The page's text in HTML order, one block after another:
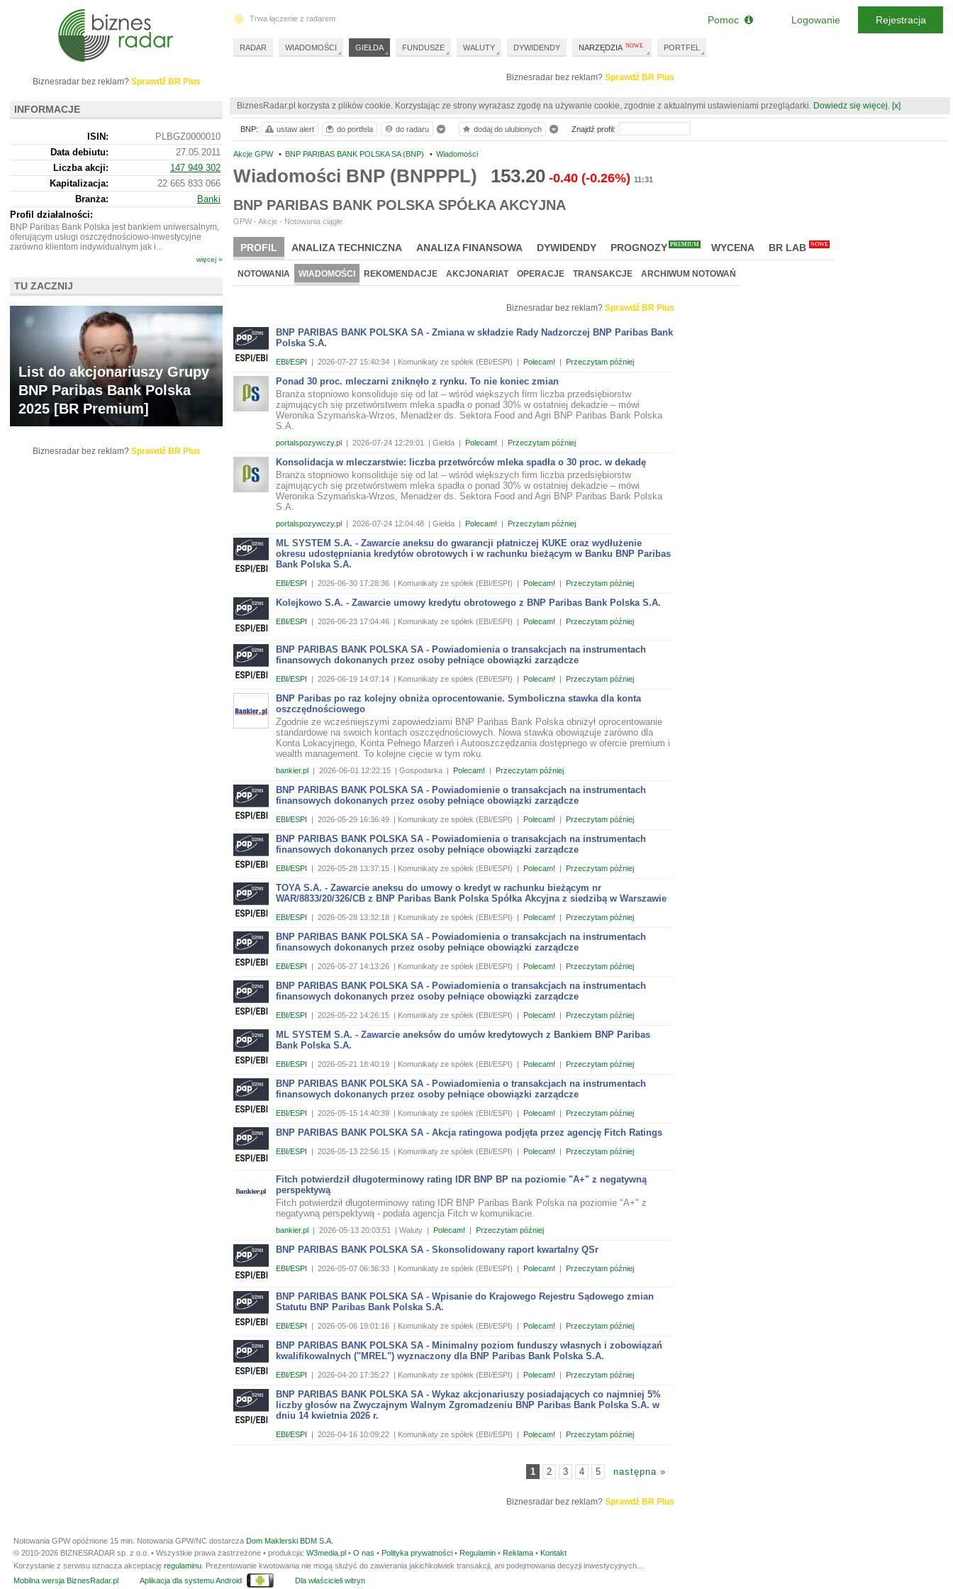
Biznesradar bez reklam? Sprawdź BR Plus
BiznesRadar.pl korzysta z plików cookie. Korzystając ze strony wyrażasz zgodę na używanie cookie, zgodnie z aktualnymi ustawieniami przeglądarki. Dowiedz się więcej. [x]
Akcje GPW • BNP PARIBAS BANK POLSKA SA (BNP) • Wiadomości
Wiadomości BNP (BNPPPL) 153.20 -0.40 (-0.26%) 11:31
BNP PARIBAS BANK POLSKA SPÓŁKA AKCYJNA
GPW - Akcje - Notowania ciągłe
PROFIL ANALIZA TECHNICZNA ANALIZA FINANSOWA DYWIDENDY PROGNOZY PREMIUM WYCENA BR LAB NOWE
NOTOWANIA WIADOMOŚCI REKOMENDACJE AKCJONARIAT OPERACJE TRANSAKCJE ARCHIWUM NOTOWAŃ
Biznesradar bez reklam? Sprawdź BR Plus
BNP PARIBAS BANK POLSKA SA - Zmiana w składzie Rady Nadzorczej BNP Paribas Bank
Polska S.A.
EBI/ESPI | 2026-07-27 15:40:34 | Komunikaty ze spółek (EBI/ESPI) | Polecam! | Przeczytam później
Ponad 30 proc. mleczarni zniknęło z rynku. To nie koniec zmian
Branża stopniowo konsoliduje się od lat – wśród większych firm liczba przedsiębiorstw
zajmujących się przetwórstwem mleka spadła o ponad 30% w ostatniej dekadzie – mówi
Weronika Szymańska-Wrzos, Menadżer ds. Sektora Food and Agri BNP Paribas Bank Polska
S.A.
portalspozywczy.pl | 2026-07-24 12:29:01 | Giełda | Polecam! | Przeczytam później
Konsolidacja w mleczarstwie: liczba przetwórców mleka spadła o 30 proc. w dekadę
Branża stopniowo konsoliduje się od lat – wśród większych firm liczba przedsiębiorstw
zajmujących się przetwórstwem mleka spadła o ponad 30% w ostatniej dekadzie – mówi
Weronika Szymańska-Wrzos, Menadżer ds. Sektora Food and Agri BNP Paribas Bank Polska
S.A.
portalspozywczy.pl | 2026-07-24 12:04:48 | Giełda | Polecam! | Przeczytam później
ML SYSTEM S.A. - Zawarcie aneksu do gwarancji płatniczej KUKE oraz wydłużenie
okresu udostępniania kredytów obrotowych i w rachunku bieżącym w Banku BNP Paribas
Bank Polska S.A.
EBI/ESPI | 2026-06-30 17:28:36 | Komunikaty ze spółek (EBI/ESPI) | Polecam! | Przeczytam później
Kolejkowo S.A. - Zawarcie umowy kredytu obrotowego z BNP Paribas Bank Polska S.A.
EBI/ESPI | 2026-06-23 17:04:46 | Komunikaty ze spółek (EBI/ESPI) | Polecam! | Przeczytam później
BNP PARIBAS BANK POLSKA SA - Powiadomienia o transakcjach na instrumentach
finansowych dokonanych przez osoby pełniące obowiązki zarządcze
EBI/ESPI | 2026-06-19 14:07:14 | Komunikaty ze spółek (EBI/ESPI) | Polecam! | Przeczytam później
BNP Paribas po raz kolejny obniża oprocentowanie. Symboliczna stawka dla konta
oszczędnościowego
Zgodnie ze wcześniejszymi zapowiedziami BNP Paribas Bank Polska obniżył oprocentowanie
standardowe na swoich kontach oszczędnościowych. Nowa stawka obowiązuje zarówno dla
Konta Lokacyjnego, Konta Pełnego Marzeń i Autooszczędzania dostępnego w ofercie premium i
wealth management. To kolejne cięcie w tym roku.
bankier.pl | 2026-06-01 12:22:15 | Gospodarka | Polecam! | Przeczytam później
BNP PARIBAS BANK POLSKA SA - Powiadomienie o transakcjach na instrumentach
finansowych dokonanych przez osoby pełniące obowiązki zarządcze
EBI/ESPI | 2026-05-29 16:36:49 | Komunikaty ze spółek (EBI/ESPI) | Polecam! | Przeczytam później
BNP PARIBAS BANK POLSKA SA - Powiadomienia o transakcjach na instrumentach
finansowych dokonanych przez osoby pełniące obowiązki zarządcze
EBI/ESPI | 2026-05-28 13:37:15 | Komunikaty ze spółek (EBI/ESPI) | Polecam! | Przeczytam później
TOYA S.A. - Zawarcie aneksu do umowy o kredyt w rachunku bieżącym nr
WAR/8833/20/326/CB z BNP Paribas Bank Polska Spółka Akcyjna z siedzibą w Warszawie
EBI/ESPI | 2026-05-28 13:32:18 | Komunikaty ze spółek (EBI/ESPI) | Polecam! | Przeczytam później
BNP PARIBAS BANK POLSKA SA - Powiadomienia o transakcjach na instrumentach
finansowych dokonanych przez osoby pełniące obowiązki zarządcze
EBI/ESPI | 2026-05-27 14:13:26 | Komunikaty ze spółek (EBI/ESPI) | Polecam! | Przeczytam później
BNP PARIBAS BANK POLSKA SA - Powiadomienia o transakcjach na instrumentach
finansowych dokonanych przez osoby pełniące obowiązki zarządcze
EBI/ESPI | 2026-05-22 14:26:15 | Komunikaty ze spółek (EBI/ESPI) | Polecam! | Przeczytam później
ML SYSTEM S.A. - Zawarcie aneksów do umów kredytowych z Bankiem BNP Paribas
Bank Polska S.A.
EBI/ESPI | 2026-05-21 18:40:19 | Komunikaty ze spółek (EBI/ESPI) | Polecam! | Przeczytam później
BNP PARIBAS BANK POLSKA SA - Powiadomienia o transakcjach na instrumentach
finansowych dokonanych przez osoby pełniące obowiązki zarządcze
EBI/ESPI | 2026-05-15 14:40:39 | Komunikaty ze spółek (EBI/ESPI) | Polecam! | Przeczytam później
BNP PARIBAS BANK POLSKA SA - Akcja ratingowa podjęta przez agencję Fitch Ratings
EBI/ESPI | 2026-05-13 22:56:15 | Komunikaty ze spółek (EBI/ESPI) | Polecam! | Przeczytam później
Fitch potwierdził długoterminowy rating IDR BNP BP na poziomie "A+" z negatywną
perspektywą
Fitch potwierdził długoterminowy rating IDR BNP Paribas Bank Polska na poziomie "A+" z
negatywną perspektywą - podała agencja Fitch w komunikacie.
bankier.pl | 2026-05-13 20:03:51 | Waluty | Polecam! | Przeczytam później
BNP PARIBAS BANK POLSKA SA - Skonsolidowany raport kwartalny QSr
EBI/ESPI | 2026-05-07 06:36:33 | Komunikaty ze spółek (EBI/ESPI) | Polecam! | Przeczytam później
BNP PARIBAS BANK POLSKA SA - Wpisanie do Krajowego Rejestru Sądowego zmian
Statutu BNP Paribas Bank Polska S.A.
EBI/ESPI | 2026-05-06 19:01:16 | Komunikaty ze spółek (EBI/ESPI) | Polecam! | Przeczytam później
BNP PARIBAS BANK POLSKA SA - Minimalny poziom funduszy własnych i zobowiązań
kwalifikowalnych ("MREL") wyznaczony dla BNP Paribas Bank Polska S.A.
EBI/ESPI | 2026-04-20 17:35:27 | Komunikaty ze spółek (EBI/ESPI) | Polecam! | Przeczytam później
BNP PARIBAS BANK POLSKA SA - Wykaz akcjonariuszy posiadających co najmniej 5%
liczby głosów na Zwyczajnym Walnym Zgromadzeniu BNP Paribas Bank Polska S.A. w
dniu 14 kwietnia 2026 r.
EBI/ESPI | 2026-04-16 10:09:22 | Komunikaty ze spółek (EBI/ESPI) | Polecam! | Przeczytam później
1 2 3 4 5 następna »
Biznesradar bez reklam? Sprawdź BR Plus
BNP: ustaw alert do portfela do radaru dodaj do ulubionych Znajdź profil:
Biznesradar bez reklam? Sprawdź BR Plus
INFORMACJE
ISIN:
PLBGZ0000010
Data debiutu:
27.05.2011
Liczba akcji:
147 949 302
Kapitalizacja:
22 665 833 066
Branża:
Banki
Profil działalności:
BNP Paribas Bank Polska jest bankiem uniwersalnym,
oferującym usługi oszczędnościowo-inwestycyjne
zarówno klientom indywidualnym jak i...
więcej »
TU ZACZNIJ
List do akcjonariuszy Grupy
BNP Paribas Bank Polska
2025 [BR Premium]
Biznesradar bez reklam? Sprawdź BR Plus
Trwa łączenie z radarem
RADAR WIADOMOŚCI GIEŁDA FUNDUSZE WALUTY DYWIDENDY NARZĘDZIA PORTFEL
Pomoc Logowanie Rejestracja
Notowania GPW opóźnione 15 min. Notowania GPW/NC dostarcza Dom Maklerski BDM S.A.
© 2010-2026 BIZNESRADAR sp. z o.o. • Wszystkie prawa zastrzeżone • produkcja: W3media.pl • O nas • Polityka prywatności • Regulamin • Reklama • Kontakt
Korzystanie z serwisu oznacza akceptację regulaminu . Prezentowanie kwotowania nie mogą służyć do zawierania jakichkolwiek transakcji, ani podejmowania decyzji inwestycyjnych...
Mobilna wersja BiznesRadar.pl
Aplikacja dla systemu Android Dla właścicieli witryn